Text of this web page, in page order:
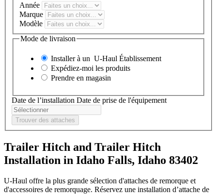
Année
Marque
Modèle
Mode de livraison
Installer à un U-Haul Établissement
Expédiez-moi les produits
Prendre en magasin
Date de l’installation Date de prise de l'équipement
Trouver des attaches
Trailer Hitch and Trailer Hitch
Installation in Idaho Falls, Idaho 83402
U-Haul offre la plus grande sélection d'attaches de remorque et
d'accessoires de remorquage. Réservez une installation d’attache de